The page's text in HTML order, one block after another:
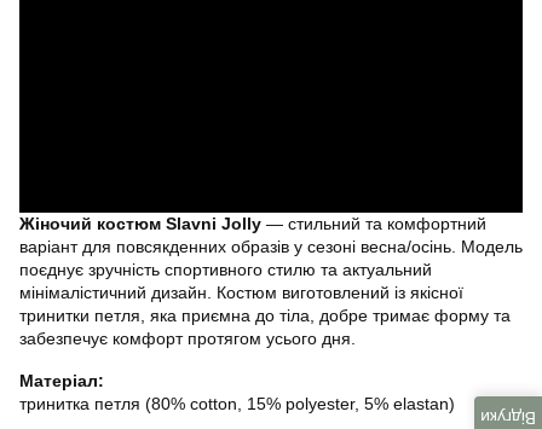
Жіночий костюм Slavni Jolly — стильний та комфортний
варіант для повсякденних образів у сезоні весна/осінь. Модель
поєднує зручність спортивного стилю та актуальний
мінімалістичний дизайн. Костюм виготовлений із якісної
тринитки петля, яка приємна до тіла, добре тримає форму та
забезпечує комфорт протягом усього дня.
Матеріал:
тринитка петля (80% cotton, 15% polyester, 5% elastan)
Відгуки